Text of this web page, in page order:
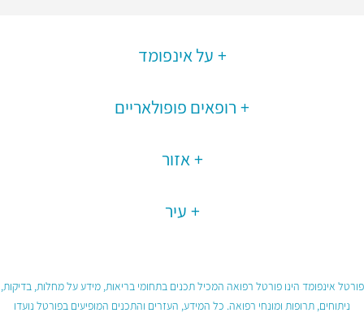
על אינפומד
רופאים פופולאריים
אזור
עיר
פורטל אינפומד הינו פורטל רפואה המכיל תכנים בתחומי בריאות, מידע על מחלות, בדיקות,
ניתוחים, תרופות ומונחי רפואה. כל המידע, העזרים והתכנים המופיעים בפורטל נועדו